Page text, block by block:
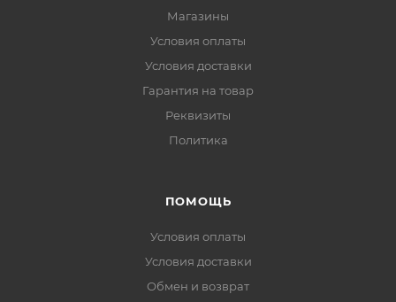
Магазины
Условия оплаты
Условия доставки
Гарантия на товар
Реквизиты
Политика
ПОМОЩЬ
Условия оплаты
Условия доставки
Обмен и возврат